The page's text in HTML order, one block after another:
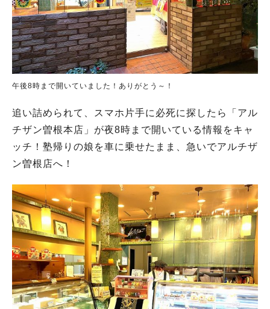
午後8時まで開いていました！ありがとう～！
追い詰められて、スマホ片手に必死に探したら「アル
チザン曽根本店」が夜8時まで開いている情報をキャ
ッチ！塾帰りの娘を車に乗せたまま、急いでアルチザ
ン曽根店へ！